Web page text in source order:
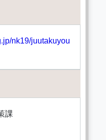
nk19/juutakuyou
課